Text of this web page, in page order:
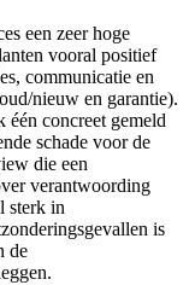
een zeer hoge
vooral positief
communicatie en
nieuw en garantie).
concreet gemeld
schade voor de
die een
verantwoording
sterk in
is
de